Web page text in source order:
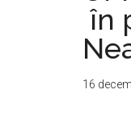
în
16